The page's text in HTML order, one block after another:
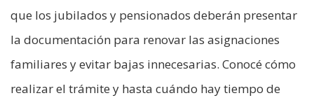
que los jubilados y pensionados deberán presentar
la documentación para renovar las asignaciones
familiares y evitar bajas innecesarias. Conocé cómo
realizar el trámite y hasta cuándo hay tiempo de